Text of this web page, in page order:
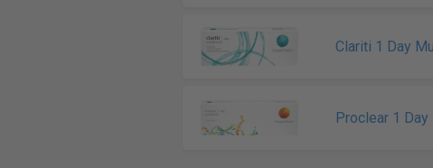
Clariti 1 Day
Proclear 1